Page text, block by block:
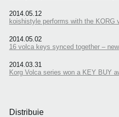
2014.05.12
koishistyle performs with the KORG
2014.05.02
16 volca keys synced together –
2014.03.31
Korg Volca series won a KEY BUY
Distribuie